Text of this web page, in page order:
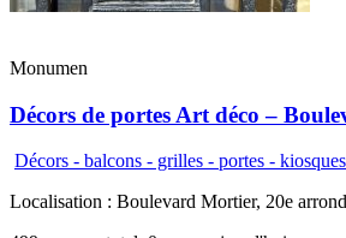
Monumen
Décors de portes Art déco –
Décors - balcons - grilles - portes -
Localisation : Boulevard Mortier, 20e